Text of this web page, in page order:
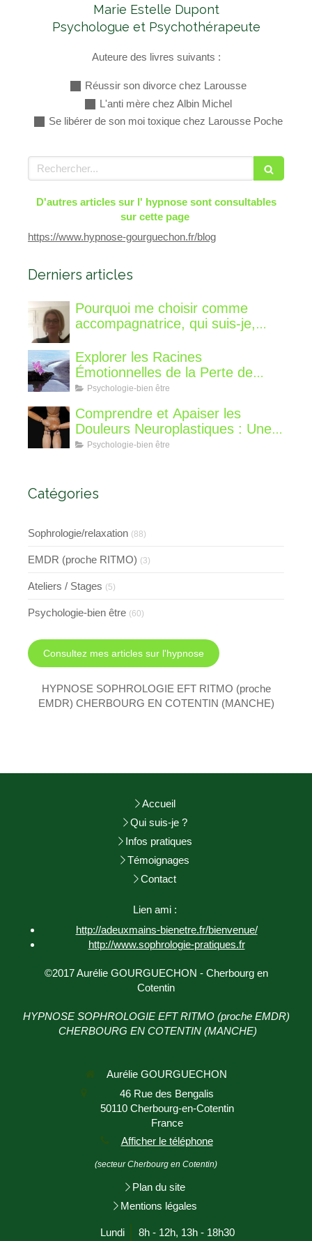
Marie Estelle Dupont
Psychologue et Psychothérapeute
Auteure des livres suivants :
Réussir son divorce chez Larousse
L'anti mère chez Albin Michel
Se libérer de son moi toxique chez Larousse Poche
Rechercher
D'autres articles sur l' hypnose sont consultables
sur cette page
https://www.hypnose-gourguechon.fr/blog
Derniers articles
Pourquoi me choisir comme
accompagnatrice, qui suis-je,
différent?
Explorer les Racines
Émotionnelles de la Perte de
Poids : Un Voyage Intérieur
Psychologie-bien être
Comprendre et Apaiser les
Douleurs Neuroplastiques : Une
Approche avec l'Hypnose,
Psychologie-bien être
Catégories
Sophrologie/relaxation (88)
EMDR (proche RITMO) (3)
Ateliers / Stages (5)
Psychologie-bien être (60)
Consultez mes articles sur l'hypnose
HYPNOSE SOPHROLOGIE EFT RITMO (proche
EMDR) CHERBOURG EN COTENTIN (MANCHE)
Accueil
Qui suis-je ?
Infos pratiques
Témoignages
Contact
Lien ami :
http://adeuxmains-bienetre.fr/bienvenue/
http://www.sophrologie-pratiques.fr
©2017 Aurélie GOURGUECHON - Cherbourg en
Cotentin
HYPNOSE SOPHROLOGIE EFT RITMO (proche EMDR)
CHERBOURG EN COTENTIN (MANCHE)
Aurélie GOURGUECHON
46 Rue des Bengalis
50110 Cherbourg-en-Cotentin
France
Afficher le téléphone
(secteur Cherbourg en Cotentin)
Plan du site
Mentions légales
Lundi 8h - 12h, 13h - 18h30